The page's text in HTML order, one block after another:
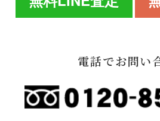
電話でお問い